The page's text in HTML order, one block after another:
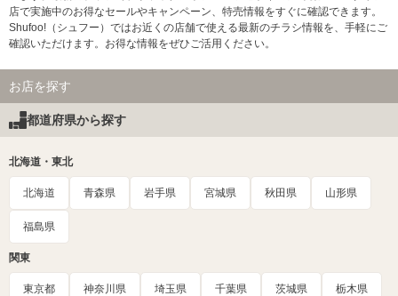
店で実施中のお得なセールやキャンペーン、特売情報をすぐに確認できます。
Shufoo!（シュフー）ではお近くの店舗で使える最新のチラシ情報を、手軽にご
確認いただけます。お得な情報をぜひご活用ください。
お店を探す
都道府県から探す
北海道・東北
北海道 青森県 岩手県 宮城県 秋田県 山形県
福島県
関東
東京都 神奈川県 埼玉県 千葉県 茨城県 栃木県